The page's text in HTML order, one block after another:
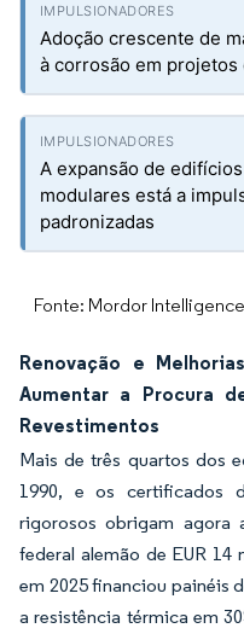
Adoção crescente de
à corrosão em projetos
A expansão de
modulares está a
padronizadas
Fonte: Mordor Intelligence
Renovação e
Aumentar a Procura
Revestimentos
Mais de três quartos dos
1990, e os certificados
rigorosos obrigam agora
federal alemão de EUR 14
em 2025 financiou painéis
a resistência térmica em